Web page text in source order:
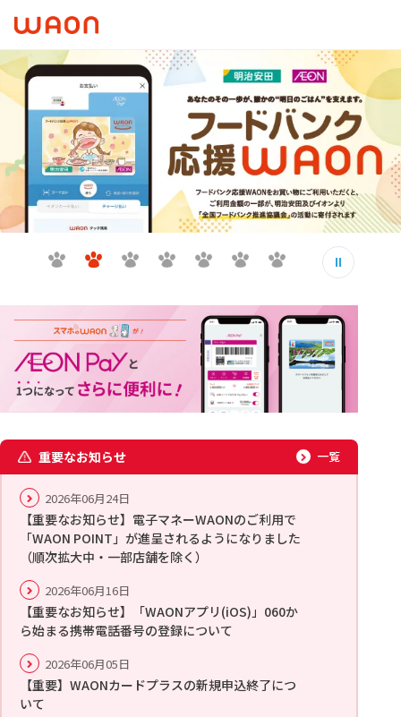
重要なお知らせ 一覧
2026年06月24日
【重要なお知らせ】電子マネーWAONのご利用で
「WAON POINT」が進呈されるようになりました
（順次拡大中・一部店舗を除く）
2026年06月16日
【重要なお知らせ】「WAONアプリ(iOS)」060か
ら始まる携帯電話番号の登録について
2026年06月05日
【重要】WAONカードプラスの新規申込終了につ
いて